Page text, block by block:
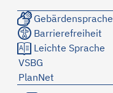
Gebärdensprache
Barrierefreiheit
Leichte Sprache
VSBG
PlanNet